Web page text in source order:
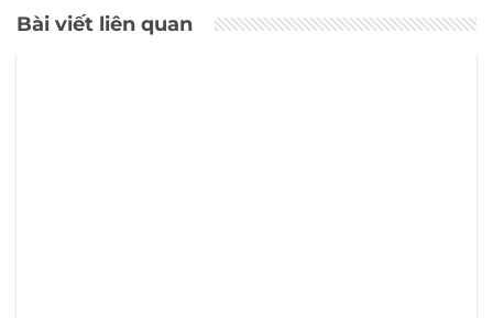
Bài viết liên quan